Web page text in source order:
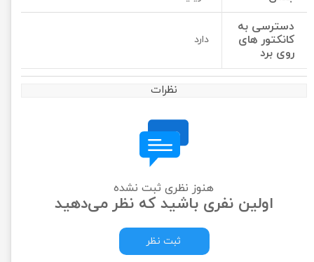
دسترسی به
کانکتور های
روی برد
دارد
نظرات
هنوز نظری ثبت نشده
اولین نفری باشید که نظر می‌دهید
ثبت نظر